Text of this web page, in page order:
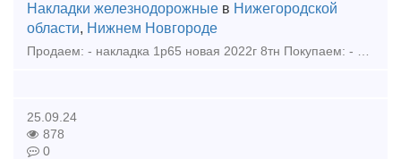
Накладки железнодорожные в Нижегородской
области, Нижнем Новгороде
Продаем: - накладка 1р65 новая 2022г 8тн Покупаем: - рельс р65 новые, резерв, бу - накладка 1р65, 2р65, 1р50 новая, резерв, бу - подкладка кб65, кд65, д65, дн6-65, сд65, ск65, кб50, кд50
25.09.24
878
0